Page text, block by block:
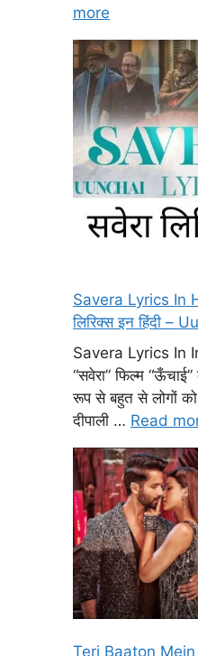
more
Savera Lyrics In
लिरिक्स इन हिंदी –
Savera Lyrics In
“सवेरा” फिल्म
रूप से बहुत से लोगों
दीपाली … Read
Teri Baaton